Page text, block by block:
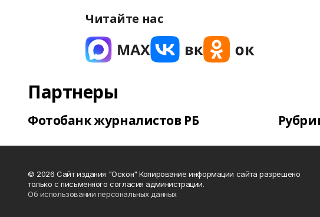
Читайте нас
Партнеры
Фотобанк журналистов РБ
© 2026 Сайт издания "Оскон" Копирование информации сайта разрешено
только с письменного согласия администрации.
Об использовании персональных данных